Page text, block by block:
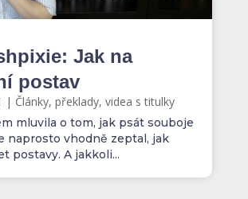
Jak na
postav
| Články, překlady, videa s titulky
mluvila o tom, jak psát souboje
naprosto vhodně zeptal, jak
postavy. A jakkoli...